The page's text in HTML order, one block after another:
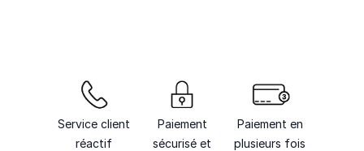
Service client
réactif
Paiement
sécurisé et
Paiement en
plusieurs fois